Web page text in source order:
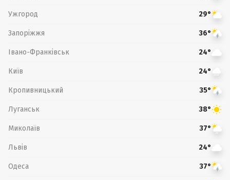
Ужгород 29°
Запоріжжя 36°
Івано-Франківськ 24°
Київ 24°
Кропивницький 35°
Луганськ 38°
Миколаїв 37°
Львів 24°
Одеса 37°